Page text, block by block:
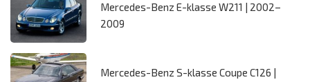
Mercedes-Benz E-klasse W211 | 2002–
2009
Mercedes-Benz S-klasse Coupe C126 |